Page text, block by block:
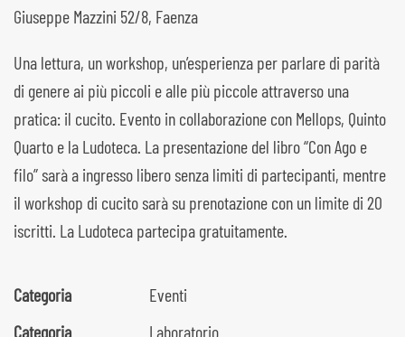
Giuseppe Mazzini 52/8, Faenza
Una lettura, un workshop, un’esperienza per parlare di parità
di genere ai più piccoli e alle più piccole attraverso una
pratica: il cucito. Evento in collaborazione con Mellops, Quinto
Quarto e la Ludoteca. La presentazione del libro “Con Ago e
filo” sarà a ingresso libero senza limiti di partecipanti, mentre
il workshop di cucito sarà su prenotazione con un limite di 20
iscritti. La Ludoteca partecipa gratuitamente.
Categoria
Eventi
Categoria
Laboratorio